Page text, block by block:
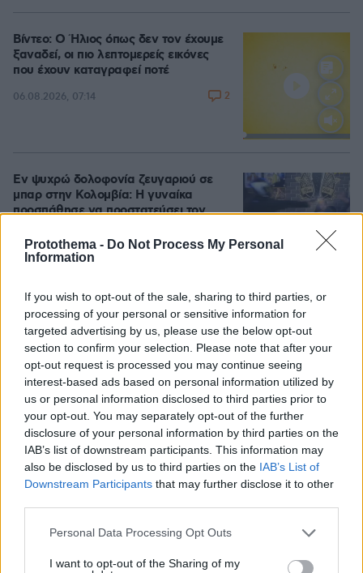
Protothema - Do Not Process My Personal
Information
If you wish to opt-out of the sale, sharing to third parties, or
processing of your personal or sensitive information for
targeted advertising by us, please use the below opt-out
section to confirm your selection. Please note that after your
opt-out request is processed you may continue seeing
interest-based ads based on personal information utilized by
us or personal information disclosed to third parties prior to
your opt-out. You may separately opt-out of the further
disclosure of your personal information by third parties on the
IAB’s list of downstream participants. This information may
also be disclosed by us to third parties on the IAB’s List of
Downstream Participants that may further disclose it to other
Please note that this website/app uses one or more Google
not limited to your visit or usage behaviour. You may click to
Personal Data Processing Opt Outs
I want to opt-out of the Sharing of my
Loaded:
Βίντεο: Ο Ήλιος όπως δεν τον έχουμε
ξαναδεί, οι πιο λεπτομερείς εικόνες
που έχουν καταγραφεί ποτέ
06.08.2026, 07:14 2
Εν ψυχρώ δολοφονία ζευγαριού σε
μπαρ στην Κολομβία: Η γυναίκα
προσπάθησε να προστατεύσει τον
κοριτσιού, δείτε βίντεο
«Να είναι γαλήνια τα νερά του
τελευταίου σου ταξιδιού»: Συγκινεί ο
αδελφός του υπάρχου του Superferry
που βρέθηκε νεκρός στην καμπίνα του
06.08.2026, 08:25
Πώς μπήκε η γαλλική σφραγίδα στο
καλώδιο Ελλάδας-Κύπρου: Η
γεωπολιτική σημασία της εμπλοκής
της Meridiam
06.08.2026, 07:23 14